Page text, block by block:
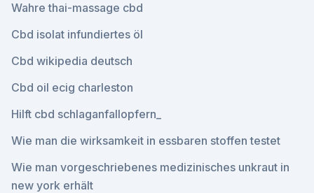
Wahre thai-massage cbd
Cbd isolat infundiertes öl
Cbd wikipedia deutsch
Cbd oil ecig charleston
Hilft cbd schlaganfallopfern_
Wie man die wirksamkeit in essbaren stoffen testet
Wie man vorgeschriebenes medizinisches unkraut in
new york erhält